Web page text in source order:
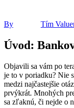
By Tím
Úvod:
Objavili sa vám po
je to v poriadku? Nie
medzi najčastejšie
prvýkrát. Mnohých
sa zľaknú, či nejde o